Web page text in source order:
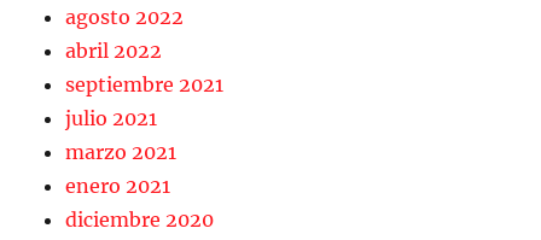
agosto 2022
abril 2022
septiembre 2021
julio 2021
marzo 2021
enero 2021
diciembre 2020